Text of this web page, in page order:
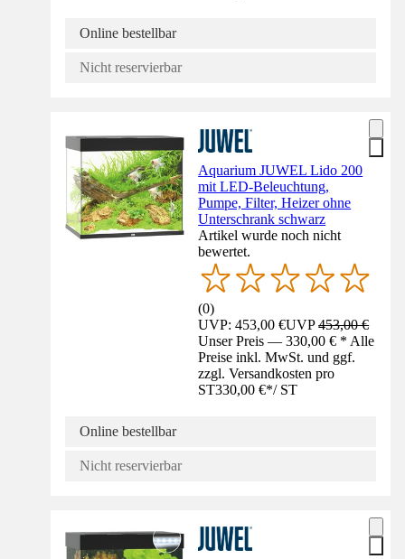
Online bestellbar
Nicht reservierbar
Aquarium JUWEL Lido 200
mit LED-Beleuchtung,
Pumpe, Filter, Heizer ohne
Unterschrank schwarz
Artikel wurde noch nicht
bewertet.
(0)
UVP: 453,00 €UVP453,00 €
Unser Preis — 330,00 € * Alle
Preise inkl. MwSt. und ggf.
zzgl. Versandkosten pro
ST330,00 €*/ ST
Online bestellbar
Nicht reservierbar